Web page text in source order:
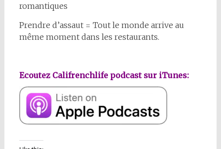
romantiques
Prendre d’assaut = Tout le monde arrive au
même moment dans les restaurants.
Ecoutez Califrenchlife podcast sur iTunes: